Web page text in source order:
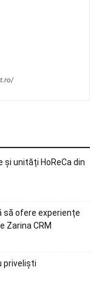
unități HoReCa din
să ofere experiențe
Zarina CRM
priveliști